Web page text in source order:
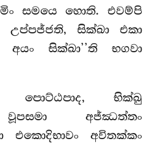
සමයෙ හොති. එවම්පි
සික්ඛා එකා
සික්ඛා’’ති භගවා
පොට්ඨපාද, භික්ඛු
වූපසමා අජ්ඣත්තං
එකොදිභාවං අවිතක්කං